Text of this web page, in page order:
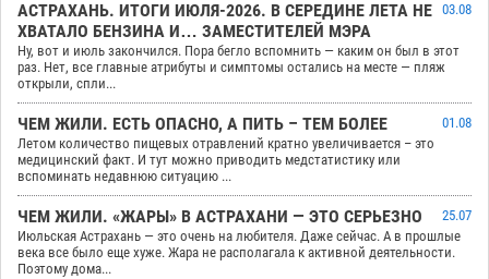
АСТРАХАНЬ. ИТОГИ ИЮЛЯ-2026. В СЕРЕДИНЕ ЛЕТА НЕ
ХВАТАЛО БЕНЗИНА И… ЗАМЕСТИТЕЛЕЙ МЭРА
03.08
Ну, вот и июль закончился. Пора бегло вспомнить — каким он был в этот
раз. Нет, все главные атрибуты и симптомы остались на месте — пляж
открыли, спли...
ЧЕМ ЖИЛИ. ЕСТЬ ОПАСНО, А ПИТЬ – ТЕМ БОЛЕЕ
01.08
Летом количество пищевых отравлений кратно увеличивается – это
медицинский факт. И тут можно приводить медстатистику или
вспоминать недавнюю ситуацию ...
ЧЕМ ЖИЛИ. «ЖАРЫ» В АСТРАХАНИ — ЭТО СЕРЬЕЗНО
25.07
Июльская Астрахань — это очень на любителя. Даже сейчас. А в прошлые
века все было еще хуже. Жара не располагала к активной деятельности.
Поэтому дома...